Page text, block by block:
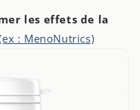
les effets de la
: MenoNutrics)